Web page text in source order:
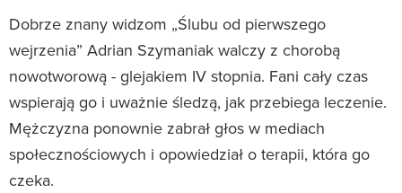
Dobrze znany widzom „Ślubu od pierwszego
wejrzenia” Adrian Szymaniak walczy z chorobą
nowotworową - glejakiem IV stopnia. Fani cały czas
wspierają go i uważnie śledzą, jak przebiega leczenie.
Mężczyzna ponownie zabrał głos w mediach
społecznościowych i opowiedział o terapii, która go
czeka.